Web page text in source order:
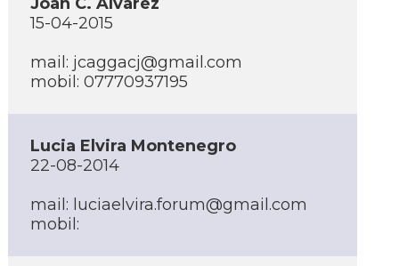
15-04-2015
mail: jcaggacj@gmail.com
mobil: 07770937195
Lucia Elvira Montenegro
22-08-2014
mail: luciaelvira.forum@gmail.com
mobil: